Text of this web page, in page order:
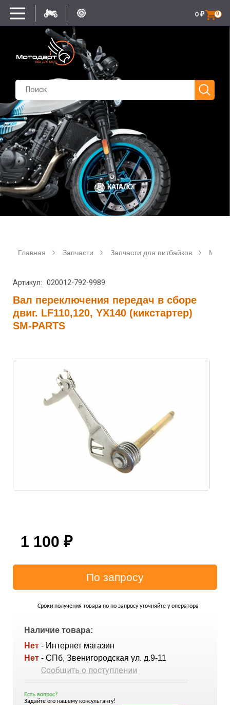
0
0 ₽
КАТАЛОГ
Главная Запчасти Запчасти для питбайков Мотор
Артикул: 020012-792-9989
Вал переключения передач в сборе
двиг. LF110,120, YX140 (кикстартер)
SM-PARTS
1 100 ₽
Сроки получения товара по по запросу уточняйте у оператора
Наличие товара:
Нет - Интернет магазин
Нет - СПб, Звенигородская ул. д.9-11
Сообщить о поступлении
Есть вопрос?
Задайте его нашему консультанту!